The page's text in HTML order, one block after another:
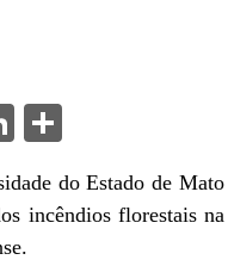
LinkedIn
do Estado de
incêndios florestais